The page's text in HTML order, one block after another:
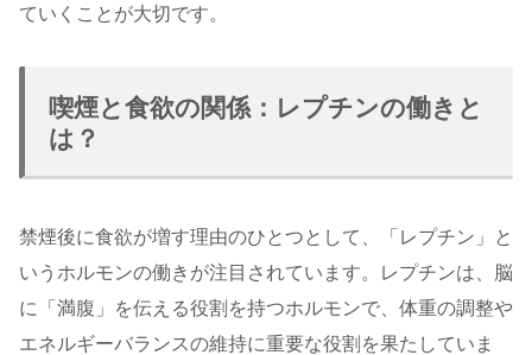
ていくことが大切です。
喫煙と食欲の関係：レプチンの働きと
は？
禁煙後に食欲が増す理由のひとつとして、「レプチン」と
いうホルモンの働きが注目されています。レプチンは、脳
に「満腹」を伝える役割を持つホルモンで、体重の調整や
エネルギーバランスの維持に重要な役割を果たしていま